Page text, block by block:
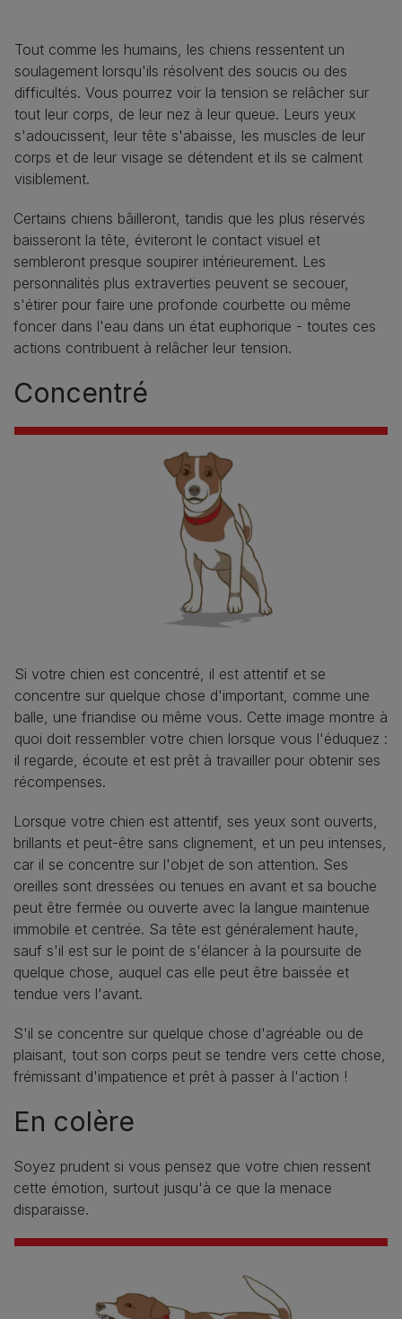
Tout comme les humains, les chiens ressentent un
soulagement lorsqu'ils résolvent des soucis ou des
difficultés. Vous pourrez voir la tension se relâcher sur
tout leur corps, de leur nez à leur queue. Leurs yeux
s'adoucissent, leur tête s'abaisse, les muscles de leur
corps et de leur visage se détendent et ils se calment
visiblement.
Certains chiens bâilleront, tandis que les plus réservés
baisseront la tête, éviteront le contact visuel et
sembleront presque soupirer intérieurement. Les
personnalités plus extraverties peuvent se secouer,
s'étirer pour faire une profonde courbette ou même
foncer dans l'eau dans un état euphorique - toutes ces
actions contribuent à relâcher leur tension.
Concentré
Si votre chien est concentré, il est attentif et se
concentre sur quelque chose d'important, comme une
balle, une friandise ou même vous. Cette image montre à
quoi doit ressembler votre chien lorsque vous l'éduquez :
il regarde, écoute et est prêt à travailler pour obtenir ses
récompenses.
Lorsque votre chien est attentif, ses yeux sont ouverts,
brillants et peut-être sans clignement, et un peu intenses,
car il se concentre sur l'objet de son attention. Ses
oreilles sont dressées ou tenues en avant et sa bouche
peut être fermée ou ouverte avec la langue maintenue
immobile et centrée. Sa tête est généralement haute,
sauf s'il est sur le point de s'élancer à la poursuite de
quelque chose, auquel cas elle peut être baissée et
tendue vers l'avant.
S'il se concentre sur quelque chose d'agréable ou de
plaisant, tout son corps peut se tendre vers cette chose,
frémissant d'impatience et prêt à passer à l'action !
En colère
Soyez prudent si vous pensez que votre chien ressent
cette émotion, surtout jusqu'à ce que la menace
disparaisse.